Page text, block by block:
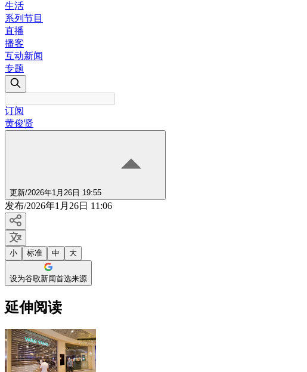
生活
系列节目
直播
播客
互动新闻
专题
订阅
黄俊贤
更新/2026年1月26日 19:55
发布/2026年1月26日 11:06
小 标准 中 大
设为谷歌新闻首选来源
延伸阅读